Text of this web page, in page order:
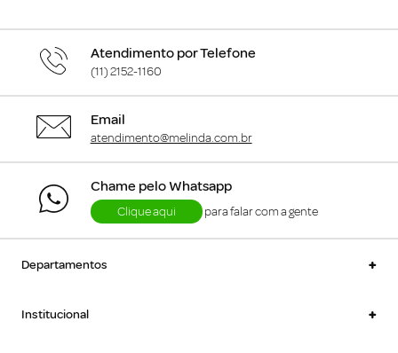
Atendimento por Telefone
(11) 2152-1160
Email
atendimento@melinda.com.br
Chame pelo Whatsapp
Clique aqui para falar com a gente
Departamentos +
Institucional +